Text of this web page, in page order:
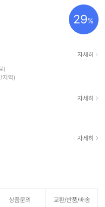
29%
자세히
)
지역)
자세히
자세히
상품문의 교환/반품/배송